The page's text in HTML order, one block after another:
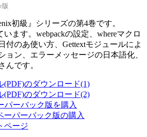
版
初級』シリーズの第4巻です。
います。webpackの設定、whereマクロ
付のあ使い方、Gettextモジュールによ
ョン、エラーメッセージの日本語化、
んです。
(PDF)のダウンロード(1)
(PDF)のダウンロード(2)
パーバック版を購入
ーパーバック版の購入
ページ